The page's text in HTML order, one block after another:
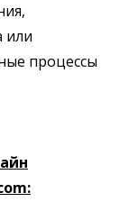
или
процессы